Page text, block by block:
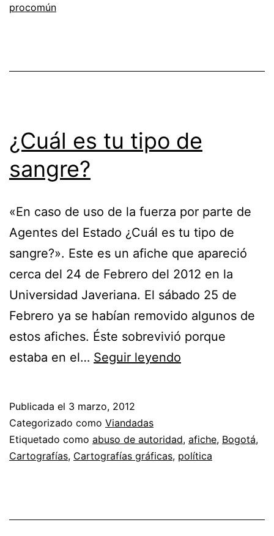
procomún
¿Cuál es tu tipo de
sangre?
«En caso de uso de la fuerza por parte de
Agentes del Estado ¿Cuál es tu tipo de
sangre?». Este es un afiche que apareció
cerca del 24 de Febrero del 2012 en la
Universidad Javeriana. El sábado 25 de
Febrero ya se habían removido algunos de
estos afiches. Éste sobrevivió porque
estaba en el… Seguir leyendo
de
sangre?
Publicada el 3 marzo, 2012
Categorizado como Viandadas
Etiquetado como abuso de autoridad, afiche, Bogotá,
Cartografías, Cartografías gráficas, política